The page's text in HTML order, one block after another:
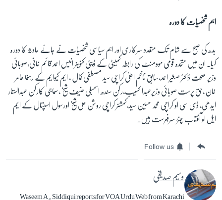
اہم شخصیات کا دورہ
بدھ کی صبح سے شام تک متعدد سرکاری اور اہم سیاسی شخصیات نے جائے حادثہ کا دورہ
کیا۔ ان میں متحدہ قومی موومنٹ کی رابطہ کمیٹی کے ڈپٹی کنوینر انیس احمد قائم خانی،صوبائی
وزیر صحت ڈاکٹر صغیر احمد،سابق ناظم اعلیٰ کراچی سید مصطفی کمال ، ایم کیوایم کے رہنما عامر
خان ،حق پرست صوبائی وزیرعبدالحسیب،رکن سندھ اسمبلی حنیف شیخ ،سماجی کارکن عبدالستار
ایدھی، ڈی سی او کراچی محمد حسین سید،کمشنر کراچی روشن علی شیخ اورسول اسپتال کے ایم
ایل او آفتاب چنڑ سرفہرست ہیں۔
Follow us
وسیم صدیقی
Waseem A. Siddiqui reports for VOA Urdu Web from Karachi